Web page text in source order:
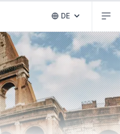
destinos
Abrir selector
DE